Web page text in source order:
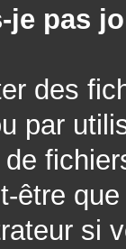
je pas
des
par
de
être
si